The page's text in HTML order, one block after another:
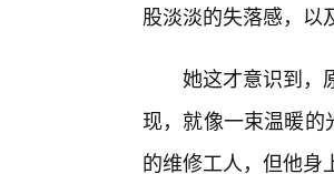
股淡淡的失落感，以
她这才意识到，
现，就像一束温暖的
的维修工人，但他身